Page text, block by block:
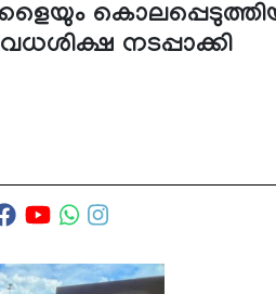
നടപ്പാക്കി